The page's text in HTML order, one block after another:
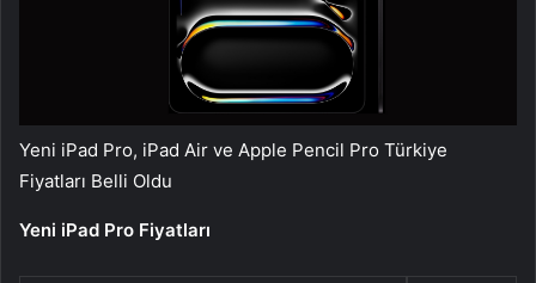
Yeni iPad Pro, iPad Air ve Apple Pencil Pro Türkiye
Fiyatları Belli Oldu
Yeni iPad Pro Fiyatları